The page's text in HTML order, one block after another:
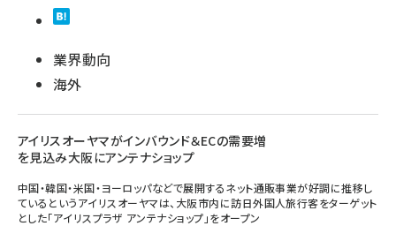
業界動向
海外
アイリスオーヤマがインバウンド＆ECの需要増
を見込み大阪にアンテナショップ
中国・韓国・米国・ヨーロッパなどで展開するネット通販事業が好調に推移し
ているというアイリスオーヤマは、大阪市内に訪日外国人旅行客をターゲット
とした「アイリスプラザ アンテナショップ」をオープン